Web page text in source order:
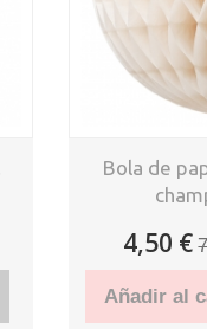
Bola de
4,50 €
Añadir al